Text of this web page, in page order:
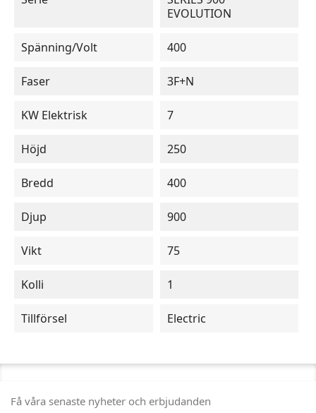
EVOLUTION
Spänning/Volt 400
Faser 3F+N
KW Elektrisk 7
Höjd 250
Bredd 400
Djup 900
Vikt 75
Kolli 1
Tillförsel Electric
Få våra senaste nyheter och erbjudanden